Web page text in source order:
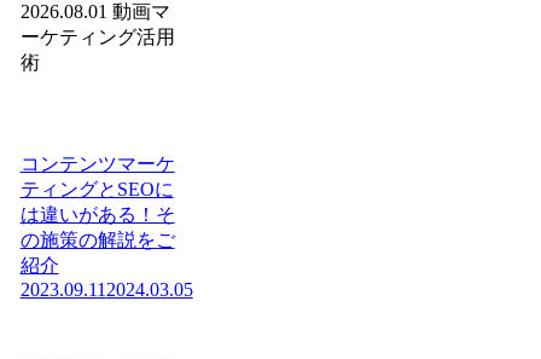
2026.08.01 動画マ
ーケティング活用
術
コンテンツマーケ
ティングとSEOに
は違いがある！そ
の施策の解説をご
紹介
2023.09.11 2024.03.05